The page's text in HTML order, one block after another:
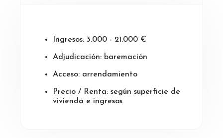
Ingresos: 3.000 - 21.000 €
Adjudicación: baremación
Acceso: arrendamiento
Precio / Renta: según superficie de
vivienda e ingresos